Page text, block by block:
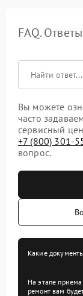
FAQ.
Вы можете
часто
сервисный
+7 (800) 301-
вопрос.
Какие
На этапе
ремонт вам